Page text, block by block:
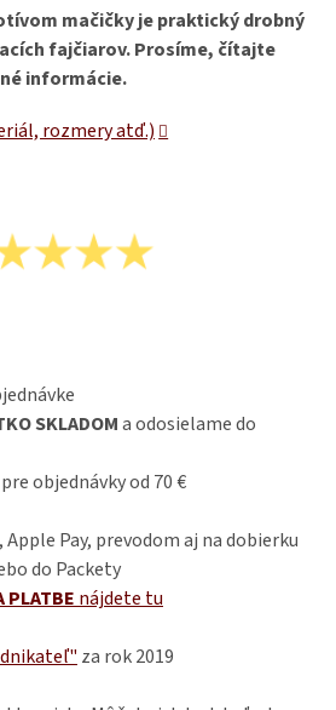
mačičky je praktický drobný
fajčiarov. Prosíme, čítajte
informácie.
rozmery atď.)
SKLADOMa odosielame do
pre objednávky od 70 €
Pay, prevodom aj na dobierku
do Packety
PLATBE nájdete tu
za rok 2019